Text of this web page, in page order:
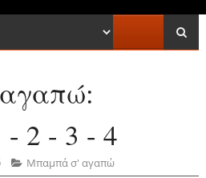
- 2 - 3 - 4
Μπαμπά σ' αγαπώ